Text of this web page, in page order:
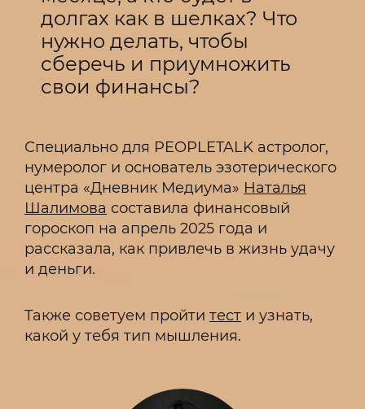
долгах как в шелках? Что
нужно делать, чтобы
сберечь и приумножить
свои финансы?
Специально для PEOPLETALK астролог,
нумеролог и основатель эзотерического
центра «Дневник Медиума» Наталья
Шалимова составила финансовый
гороскоп на апрель 2025 года и
рассказала, как привлечь в жизнь удачу
и деньги.
Также советуем пройти тест и узнать,
какой у тебя тип мышления.